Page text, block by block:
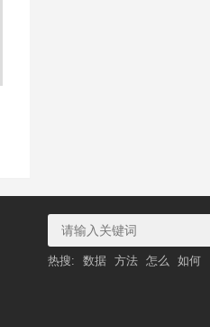
热搜: 数据 方法 怎么 如何